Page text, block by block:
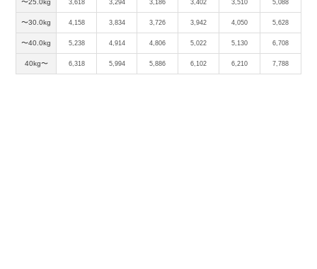
〜25.0kg 3,618 3,294 3,186 3,402 3,510 5,088
〜30.0kg 4,158 3,834 3,726 3,942 4,050 5,628
〜40.0kg 5,238 4,914 4,806 5,022 5,130 6,708
40kg〜 6,318 5,994 5,886 6,102 6,210 7,788